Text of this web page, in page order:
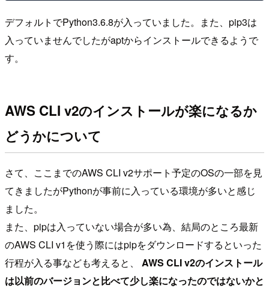
デフォルトでPython3.6.8が入っていました。また、pip3は
入っていませんでしたがaptからインストールできるようで
す。
AWS CLI v2のインストールが楽になるか
どうかについて
さて、ここまでのAWS CLI v2サポート予定のOSの一部を見
てきましたがPythonが事前に入っている環境が多いと感じ
ました。
また、pipは入っていない場合が多い為、結局のところ最新
のAWS CLI v1を使う際にはpipをダウンロードするといった
行程が入る事なども考えると、 AWS CLI v2のインストール
は以前のバージョンと比べて少し楽になったのではないかと